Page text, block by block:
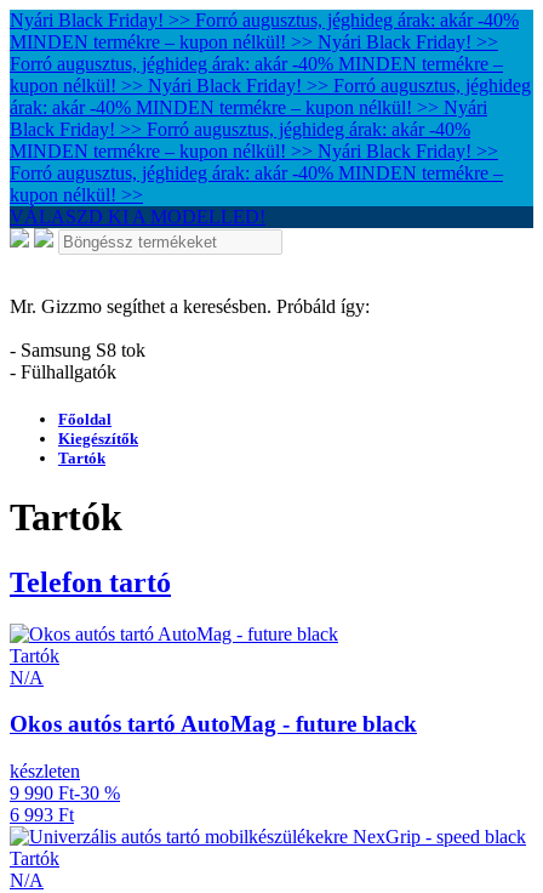
Nyári Black Friday! >> Forró augusztus, jéghideg árak: akár -40%
MINDEN termékre – kupon nélkül! >> Nyári Black Friday! >>
Forró augusztus, jéghideg árak: akár -40% MINDEN termékre –
kupon nélkül! >> Nyári Black Friday! >> Forró augusztus, jéghideg
árak: akár -40% MINDEN termékre – kupon nélkül! >> Nyári
Black Friday! >> Forró augusztus, jéghideg árak: akár -40%
MINDEN termékre – kupon nélkül! >> Nyári Black Friday! >>
Forró augusztus, jéghideg árak: akár -40% MINDEN termékre –
kupon nélkül! >>
VÁLASZD KI A MODELLED!
Mr. Gizzmo segíthet a keresésben. Próbáld így:
- Samsung S8 tok
- Fülhallgatók
Főoldal
Kiegészítők
Tartók
Tartók
Telefon tartó
Tartók
N/A
Okos autós tartó AutoMag - future black
készleten
9 990 Ft-30 %
6 993 Ft
Tartók
N/A